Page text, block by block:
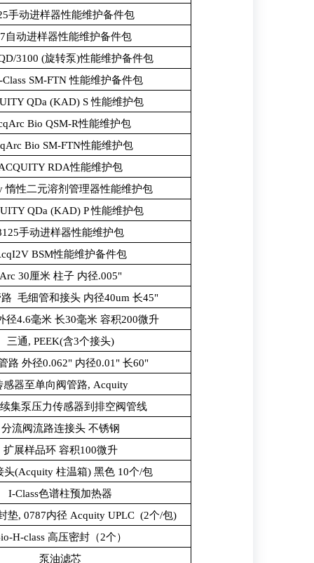
手动进样器性能维护备件包
自动进样器性能维护备件包
3100 (旋转泵)性能维护备件包
SM-FTN 性能维护备件包
QDa (KAD) S 性能维护包
Bio QSM-R性能维护包
Bio SM-FTN性能维护包
RDA性能维护包
惰性二元溶剂管理器性能维护包
QDa (KAD) P 性能维护包
手动进样器性能维护包
BSM性能维护备件包
30厘米 柱子 内径.005"
路 毛细管和接头 内径40um 长45"
径4.6毫米 长30毫米 容积200微升
三通, PEEK(含3个接头)
路 外径0.062" 内径0.01" 长60"
感器至单向阀管路, Acquity
集泵压力传感器到排空阀管线
分流阀流路连接头 不锈钢
扩展样品环 容积100微升
头(Acquity 柱温箱) 黑色 10个/包
I-Class色谱柱预加热器
垫, 0787内径 Acquity UPLC (2个/包)
H-class 高压密封（2个）
泵油滤芯